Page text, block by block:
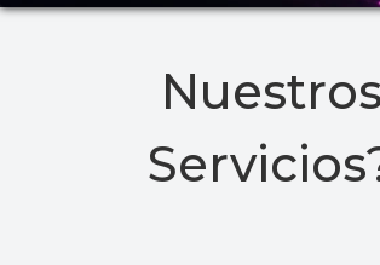
Nuestros